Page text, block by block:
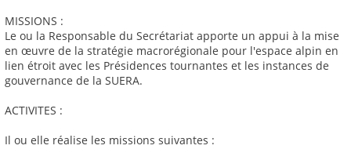
MISSIONS :
Le ou la Responsable du Secrétariat apporte un appui à la mise
en œuvre de la stratégie macrorégionale pour l'espace alpin en
lien étroit avec les Présidences tournantes et les instances de
gouvernance de la SUERA.
ACTIVITES :
Il ou elle réalise les missions suivantes :